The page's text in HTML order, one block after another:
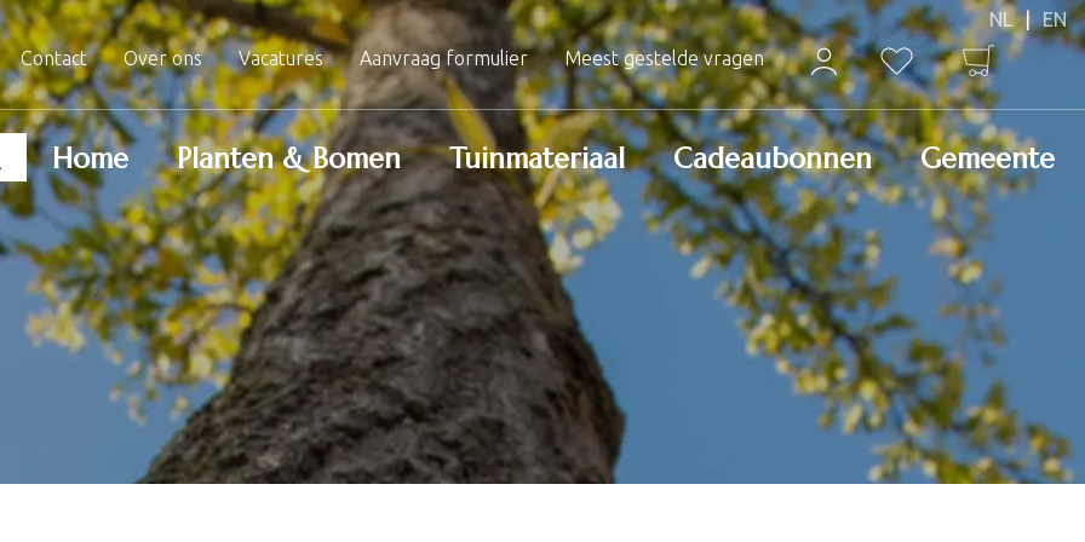
Contact Over ons Vacatures Aanvraag formulier Meest gestelde vragen
Home Planten & Bomen Tuinmateriaal Cadeaubonnen Gemeente